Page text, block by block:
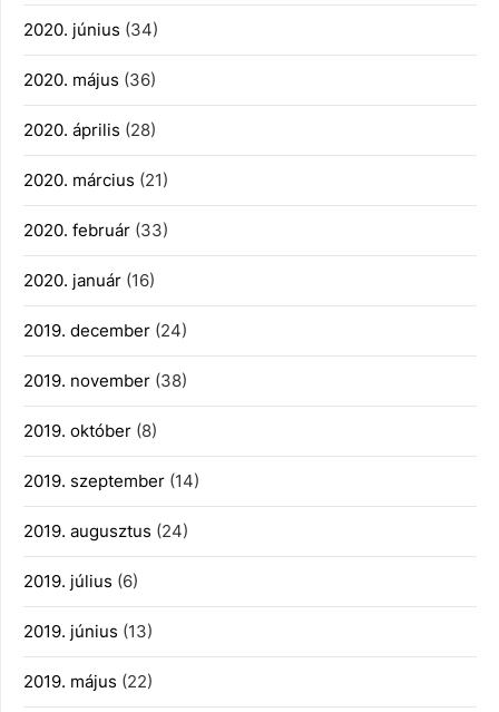
2020. június (34)
2020. május (36)
2020. április (28)
2020. március (21)
2020. február (33)
2020. január (16)
2019. december (24)
2019. november (38)
2019. október (8)
2019. szeptember (14)
2019. augusztus (24)
2019. július (6)
2019. június (13)
2019. május (22)